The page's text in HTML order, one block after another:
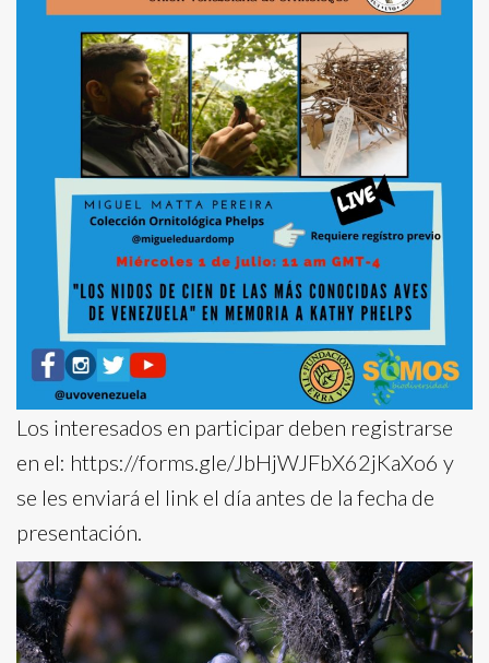
Los interesados en participar deben registrarse
en el: https://forms.gle/JbHjWJFbX62jKaXo6 y
se les enviará el link el día antes de la fecha de
presentación.